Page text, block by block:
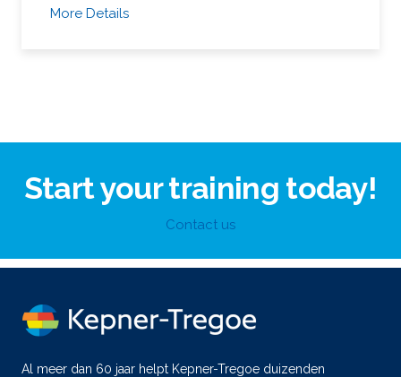
More Details
Start your training today!
Contact us
Al meer dan 60 jaar helpt Kepner-Tregoe duizenden